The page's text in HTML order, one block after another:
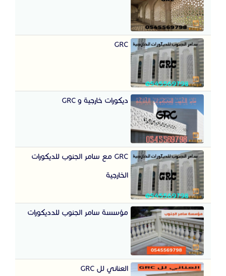
GRC
ديكورات خارجية و GRC
GRC مع سامر الجنوب للديكورات
الخارجية
مؤسسة سامر الجنوب للدديكورات
العناني لل GRC